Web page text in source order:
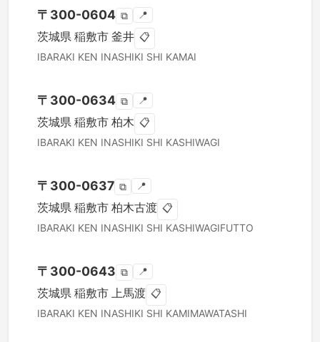
〒 300-0604 ⧉ 📍
茨城県 稲敷市 釜井 📋
IBARAKI KEN INASHIKI SHI KAMAI
〒 300-0634 ⧉ 📍
茨城県 稲敷市 柏木 📋
IBARAKI KEN INASHIKI SHI KASHIWAGI
〒 300-0637 ⧉ 📍
茨城県 稲敷市 柏木古渡 📋
IBARAKI KEN INASHIKI SHI KASHIWAGIFUTTO
〒 300-0643 ⧉ 📍
茨城県 稲敷市 上馬渡 📋
IBARAKI KEN INASHIKI SHI KAMIMAWATASHI